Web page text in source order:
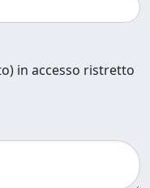
in accesso ristretto